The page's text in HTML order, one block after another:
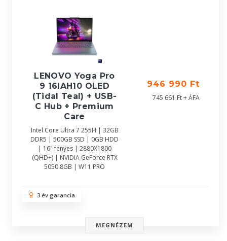
LENOVO Yoga Pro
9 16IAH10 OLED
(Tidal Teal) + USB-
C Hub + Premium
Care
Intel Core Ultra 7 255H | 32GB
DDR5 | 500GB SSD | 0GB HDD
| 16" fényes | 2880X1800
(QHD+) | NVIDIA GeForce RTX
5050 8GB | W11 PRO
946 990 Ft
745 661 Ft + ÁFA
3 év garancia
MEGNÉZEM